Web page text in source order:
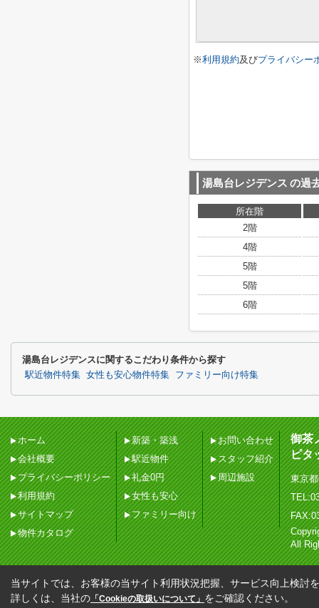
※利用規約及びプライバシー
湯島台レジデンス の過
所在階
2階
4階
5階
5階
6階
湯島台レジデンスに関するこだわり条件から探す
駅近物件特集 女性も安心物件特集 ファミリー向け特集
ホーム
会社概要
プライバシーポリシー
利用規約
サイトマップ
物件カタログ
新築・築浅
駅近物件
礼金0円
女性も安心
ファミリー向け
お問い合わせ
スタッフ紹介
周辺施設
御茶
ピタ
東京
All
当サイトでは、お客様の当サイト利用状況把握、サービス向上検討
詳しくは、当社の 「Cookieの取扱いについて」 をご確認ください。